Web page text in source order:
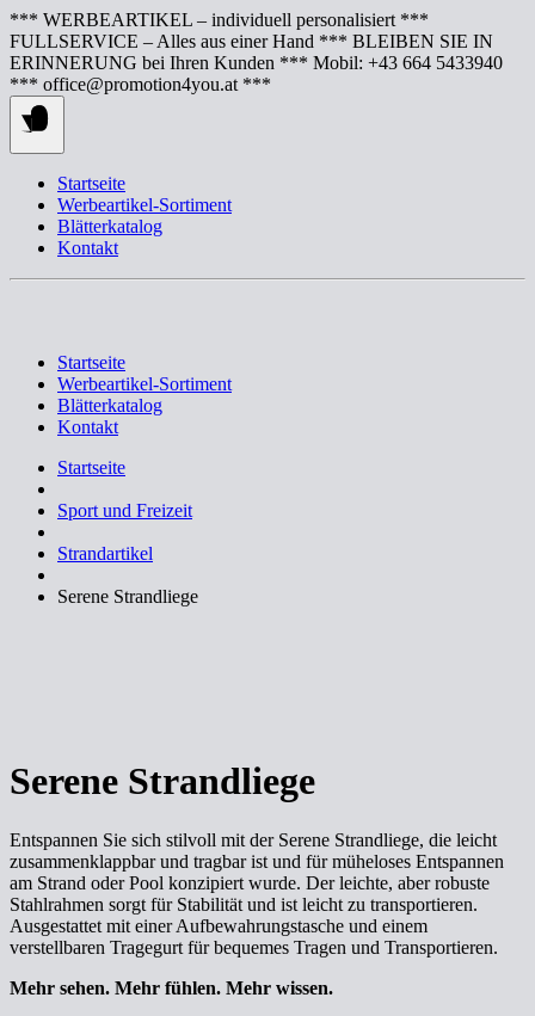
Springe
zum
Inhalt
*** WERBEARTIKEL – individuell personalisiert ***
FULLSERVICE – Alles aus einer Hand *** BLEIBEN SIE IN
ERINNERUNG bei Ihren Kunden *** Mobil: +43 664 5433940
*** office@promotion4you.at ***
Startseite
Werbeartikel-Sortiment
Blätterkatalog
Kontakt
Startseite
Werbeartikel-Sortiment
Blätterkatalog
Kontakt
Startseite
Sport und Freizeit
Strandartikel
Serene Strandliege
Serene Strandliege
Entspannen Sie sich stilvoll mit der Serene Strandliege, die leicht
zusammenklappbar und tragbar ist und für müheloses Entspannen
am Strand oder Pool konzipiert wurde. Der leichte, aber robuste
Stahlrahmen sorgt für Stabilität und ist leicht zu transportieren.
Ausgestattet mit einer Aufbewahrungstasche und einem
verstellbaren Tragegurt für bequemes Tragen und Transportieren.
Mehr sehen. Mehr fühlen. Mehr wissen.